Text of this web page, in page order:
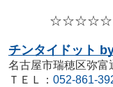
☆☆☆☆
チンタイドット
名古屋市瑞穂区弥富
ＴＥＬ： 052-861-